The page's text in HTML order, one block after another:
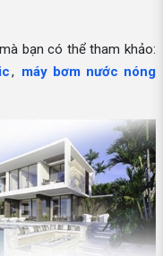
bạn có thể tham khảo:
, máy bơm nước nóng